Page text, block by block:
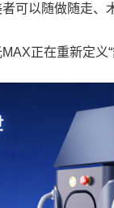
可以随做随走、
正在重新定义“